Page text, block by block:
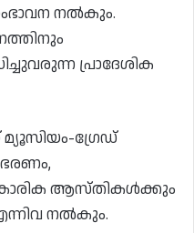
നൽകും.
പ്രാദേശിക
ഗ്രേഡ്
ആസ്തികൾക്കും
നൽകും.